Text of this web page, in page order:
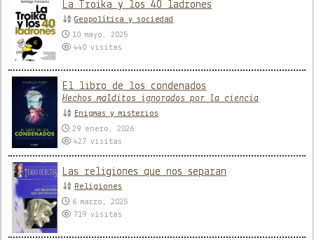
La Troika y los 40 ladrones
Geopolítica y sociedad
10 mayo, 2025
440visitas
El libro de los condenados
Hechos malditos ignorados por la ciencia
Enigmas y misterios
29 enero, 2026
427visitas
Las religiones que nos separan
Religiones
6 marzo, 2025
719visitas